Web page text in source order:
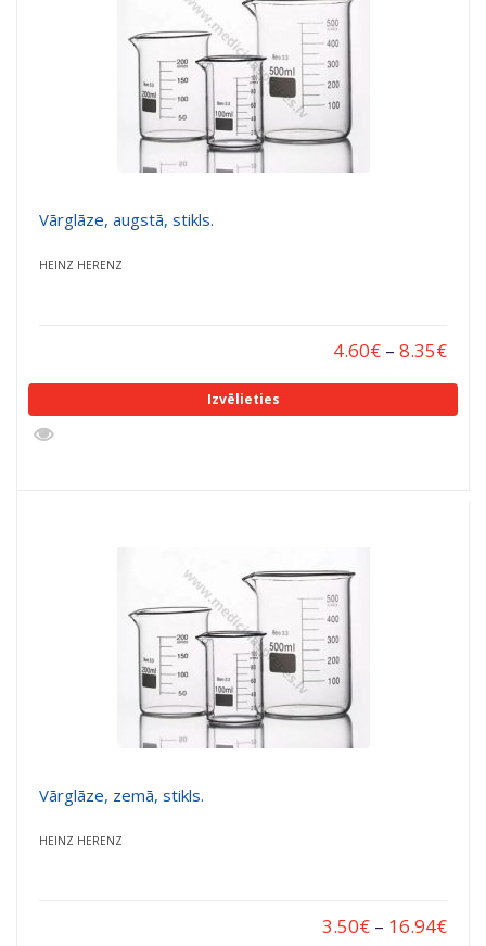
Vārglāze, augstā, stikls.
HEINZ HERENZ
4.60€ – 8.35€
Izvēlieties
Vārglāze, zemā, stikls.
HEINZ HERENZ
3.50€ – 16.94€